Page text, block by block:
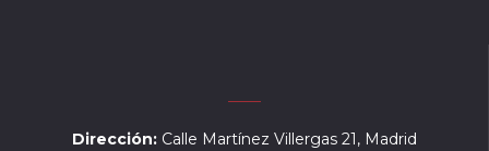
Dirección: Calle Martínez Villergas 21, Madrid